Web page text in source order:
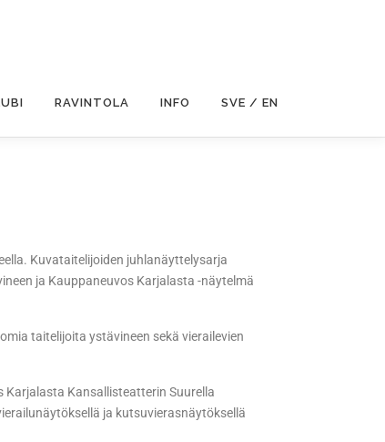
RAVINTOLA INFO SVE / EN
Kuvataitelijoiden juhlanäyttelysarja
ja Kauppaneuvos Karjalasta -näytelmä
taitelijoita ystävineen sekä vierailevien
Kansallisteatterin Suurella
ja kutsuvierasnäytöksellä